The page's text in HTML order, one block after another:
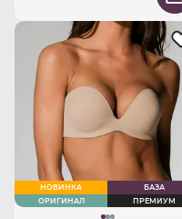
НОВИНКА
БАЗА
ОРИГИНАЛ
ПРЕМИУМ